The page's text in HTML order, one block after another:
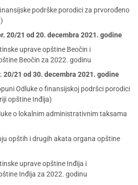
podrške porodici za prvorođeno
20/21 od 20. decembra 2021. godine
uprave opštine Beočin i
Beočin za 2022. godinu
20/21 od 30. decembra 2021. godine
Odluke o finansijskoj podršci porodici
opštine Inđija)
o lokalnim administrativnim taksama
opštih i drugih akata organa opštine
uprave opštine Inđija i
Inđija za 2022. godinu